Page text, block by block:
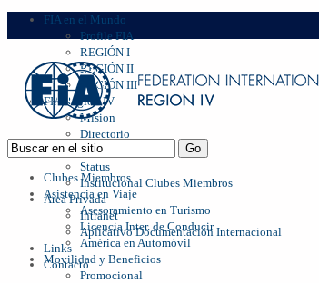
FIA en el Mundo
Profile FIA
REGIÓN I
REGIÓN II
REGIÓN III
FIA Region IV
Mision
Directorio
Management
Status
Institucional Clubes Miembros
Area Privada
Intranet
Aplicativo Documentación Internacional
Links
Contacto
Clubes Miembros
Asistencia en Viaje
Asesoramiento en Turismo
Licencia Inter. de Conducir
América en Automóvil
Movilidad y Beneficios
Promocional